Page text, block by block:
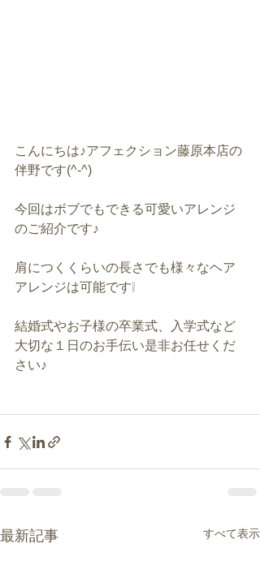
こんにちは♪アフェクション藤原本店の
伴野です(^-^)
今回はボブでもできる可愛いアレンジ
のご紹介です♪
肩につくくらいの長さでも様々なヘア
アレンジは可能です❕
結婚式やお子様の卒業式、入学式など
大切な１日のお手伝い是非お任せくだ
さい♪
最新記事 すべて表示